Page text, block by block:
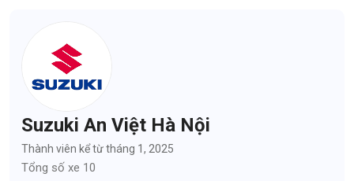
Suzuki An Việt Hà Nội
Thành viên kể từ tháng 1, 2025
Tổng số xe 10